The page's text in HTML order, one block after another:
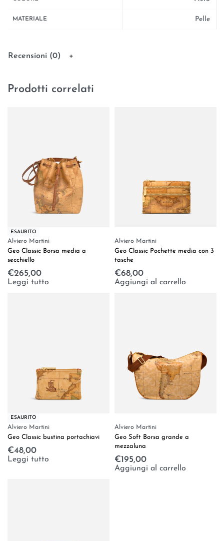
MATERIALE Pelle
Recensioni (0)
Prodotti correlati
ESAURITO
Alviero Martini
Geo Classic Borsa media a
secchiello
€265,00
Leggi tutto
Alviero Martini
Geo Classic Pochette media con 3
tasche
€68,00
Aggiungi al carrello
ESAURITO
Alviero Martini
Geo Classic bustina portachiavi
€48,00
Leggi tutto
Alviero Martini
Geo Soft Borsa grande a
mezzaluna
€195,00
Aggiungi al carrello